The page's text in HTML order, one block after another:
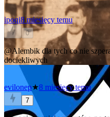
ipoqi8 miesięcy temu
0
@Alembik dla tych co nie
dociekliwych
evilonep★8 miesięcy temu
7